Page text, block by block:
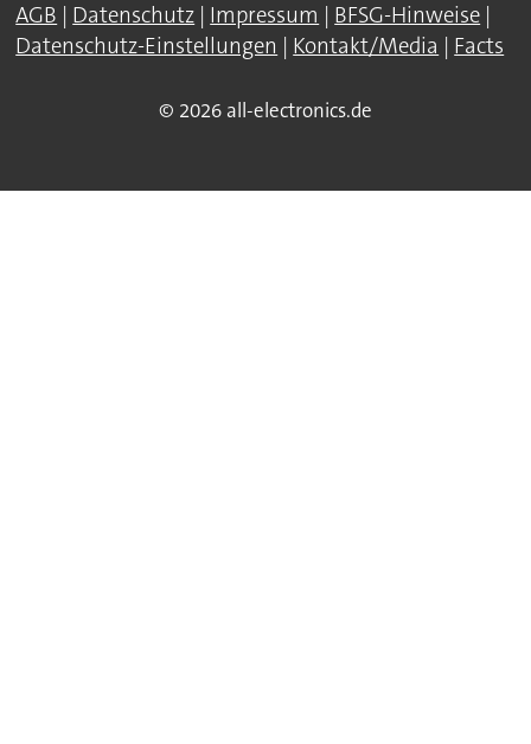
AGB | Datenschutz | Impressum | BFSG-Hinweise |
Datenschutz-Einstellungen | Kontakt/Media | Facts
© 2026 all-electronics.de